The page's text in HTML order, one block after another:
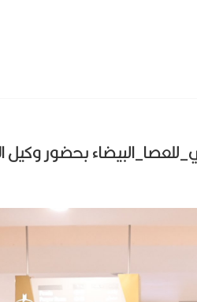
بحضور وكيل